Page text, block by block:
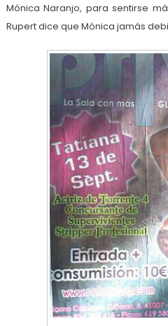
Mónica Naranjo, para sentirse
Rupert dice que Mónica jamás